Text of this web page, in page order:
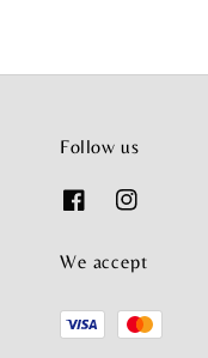
Follow us
We accept